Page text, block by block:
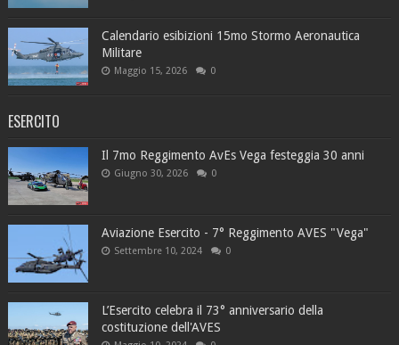
Calendario esibizioni 15mo Stormo Aeronautica
Militare
Maggio 15, 2026 0
ESERCITO
Il 7mo Reggimento AvEs Vega festeggia 30 anni
Giugno 30, 2026 0
Aviazione Esercito - 7° Reggimento AVES "Vega"
Settembre 10, 2024 0
L’Esercito celebra il 73° anniversario della
costituzione dell'AVES